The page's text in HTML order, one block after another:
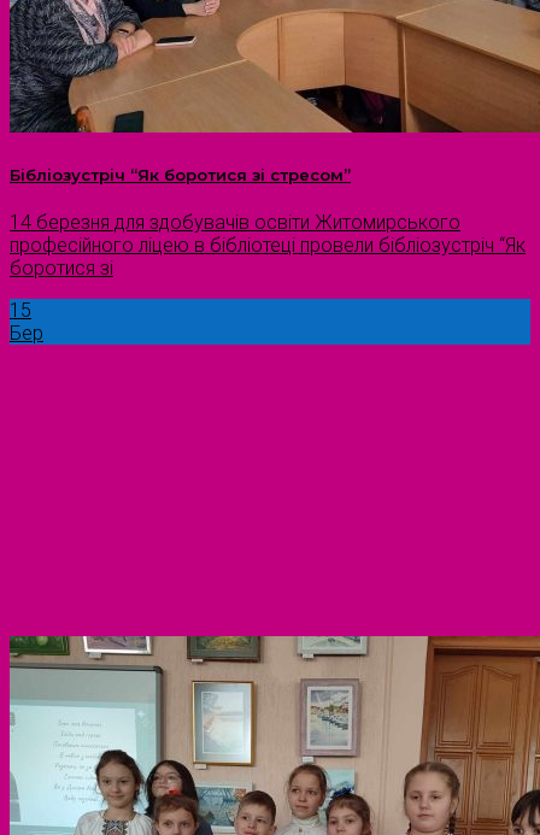
Бібліозустріч “Як боротися зі стресом”
14 березня для здобувачів освіти Житомирського
професійного ліцею в бібліотеці провели бібліозустріч “Як
боротися зі
15
Бер